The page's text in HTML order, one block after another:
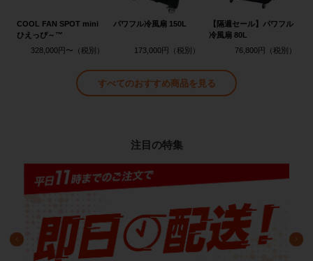
COOL FAN SPOT mini
ひえっぴ～™
328,000円〜
パワフル冷風扇 150L
173,000円
【隔週セール】パワフル
冷風扇 80L
76,800円
すべてのおすすめ商品を見る
注目の特集